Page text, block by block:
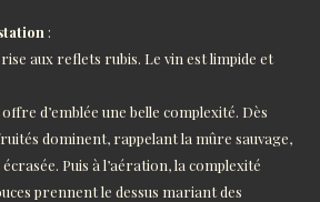
:
aux reflets rubis. Le vin est limpide et
d’emblée une belle complexité. Dès
dominent, rappelant la mûre sauvage,
Puis à l’aération, la complexité
prennent le dessus mariant des